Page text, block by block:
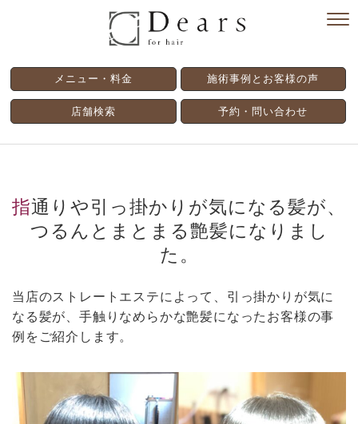
メニュー・料金 施術事例とお客様の声
店舗検索 予約・問い合わせ
指通りや引っ掛かりが気になる髪が、
つるんとまとまる艶髪になりまし
た。
当店のストレートエステによって、引っ掛かりが気に
なる髪が、手触りなめらかな艶髪になったお客様の事
例をご紹介します。